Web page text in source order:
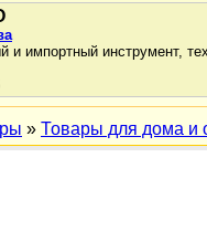
и импортный инструмент,
» Товары для дома и